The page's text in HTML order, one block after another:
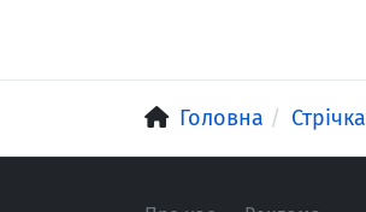
Головна Стрічка